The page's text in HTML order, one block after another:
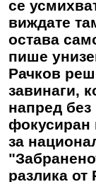
се
виждате
остава
пише
Рачков
завинаги,
напред
фокусиран
за
разлика от